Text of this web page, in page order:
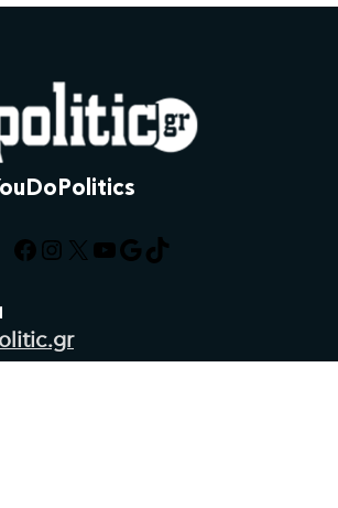
Facebook
Instagram
X YouTube
Google
TikTok